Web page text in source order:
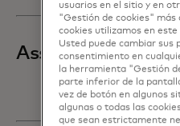
Associated Bank
usuarios en el sitio y en
"Gestión de cookies" más
cookies utilizamos en
Usted puede cambiar sus
consentimiento en
la herramienta "Gestión
parte inferior de la
vez de botón en algunos
algunas o todas las
que sean estrictamente